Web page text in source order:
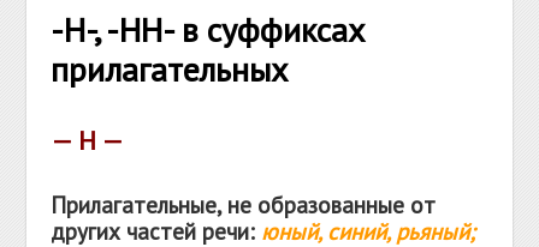
-Н-, -НН- в суффиксах
прилагательных
— Н —
Прилагательные, не образованные от
других частей речи: юный, синий, рьяный;